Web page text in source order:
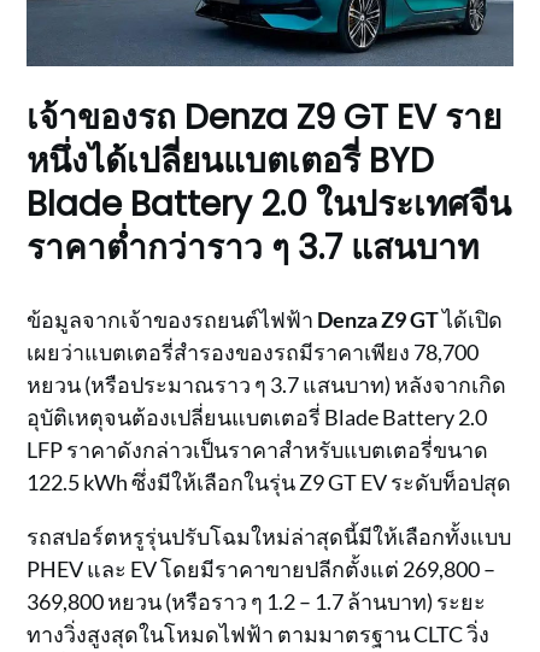
เจ้าของรถ Denza Z9 GT EV ราย
หนึ่งได้เปลี่ยนแบตเตอรี่ BYD
Blade Battery 2.0 ในประเทศจีน
ราคาต่ำกว่าราว ๆ 3.7 แสนบาท
ข้อมูลจากเจ้าของรถยนต์ไฟฟ้า Denza Z9 GTได้เปิด
เผยว่าแบตเตอรี่สำรองของรถมีราคาเพียง 78,700
หยวน (หรือประมาณราว ๆ 3.7 แสนบาท) หลังจากเกิด
อุบัติเหตุจนต้องเปลี่ยนแบตเตอรี่ Blade Battery 2.0
LFP ราคาดังกล่าวเป็นราคาสำหรับแบตเตอรี่ขนาด
122.5 kWh ซึ่งมีให้เลือกในรุ่น Z9 GT EV ระดับท็อปสุด
รถสปอร์ตหรูรุ่นปรับโฉมใหม่ล่าสุดนี้มีให้เลือกทั้งแบบ
PHEV และ EV โดยมีราคาขายปลีกตั้งแต่ 269,800 –
369,800 หยวน (หรือราว ๆ 1.2 – 1.7 ล้านบาท) ระยะ
ทางวิ่งสูงสุดในโหมดไฟฟ้า ตามมาตรฐาน CLTC วิ่ง